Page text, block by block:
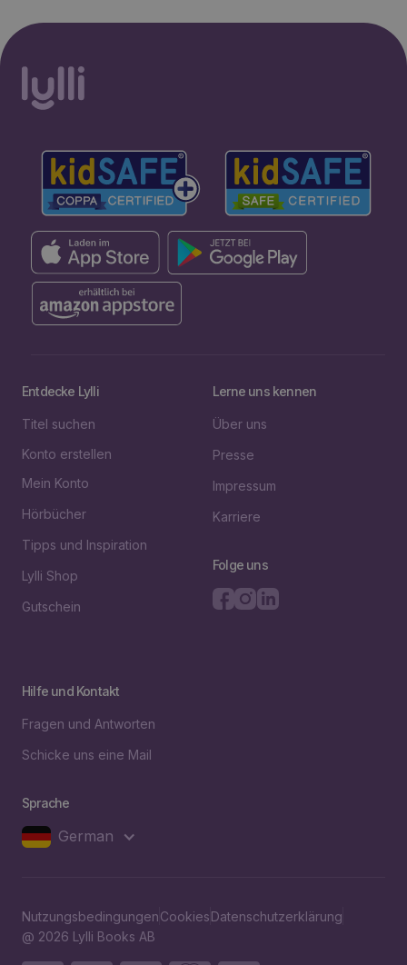
Entdecke Lylli
Titel suchen
Konto erstellen
Mein Konto
Hörbücher
Tipps und Inspiration
Lylli Shop
Gutschein
Lerne uns kennen
Über uns
Presse
Impressum
Karriere
Folge uns
Hilfe und Kontakt
Fragen und Antworten
Schicke uns eine Mail
Sprache
German
NutzungsbedingungenCookiesDatenschutzerklärung
@ 2026 Lylli Books AB